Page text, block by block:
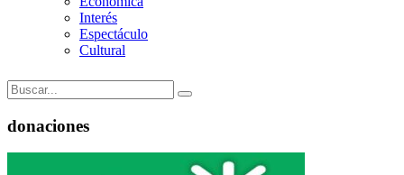
Interés
Espectáculo
Cultural
donaciones